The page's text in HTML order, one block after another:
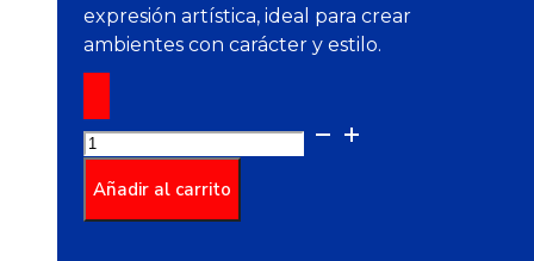
expresión artística, ideal para crear
ambientes con carácter y estilo.
Pared
Castilla
Arena
Caras
Añadir al carrito